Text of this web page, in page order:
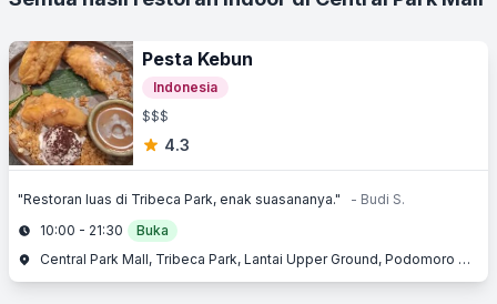
Pesta Kebun
Indonesia
$$$
4.3
"Restoran luas di Tribeca Park, enak suasananya."
- Budi S.
10:00 - 21:30
Buka
Central Park Mall, Tribeca Park, Lantai Upper Ground, Podomoro City, Jl. Letjend. S. Parman Kav. 28, Slipi, Jakarta Barat, Jakarta